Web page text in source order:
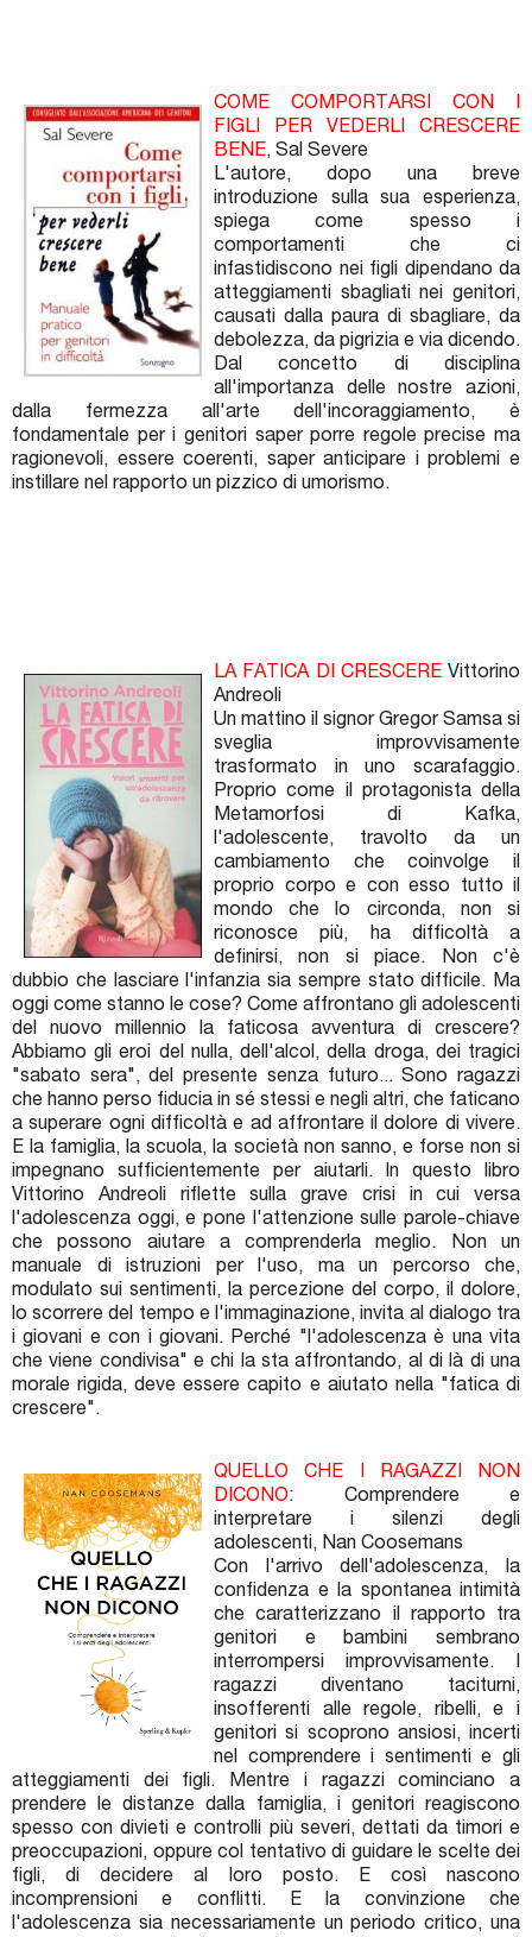
COME COMPORTARSI CON I
FIGLI PER VEDERLI CRESCERE
BENE, Sal Severe
L'autore, dopo una breve
introduzione sulla sua esperienza,
spiega come spesso i
comportamenti che ci
infastidiscono nei figli dipendano da
atteggiamenti sbagliati nei genitori,
causati dalla paura di sbagliare, da
debolezza, da pigrizia e via dicendo.
Dal concetto di disciplina
all'importanza delle nostre azioni,
dalla fermezza all'arte dell'incoraggiamento, è
fondamentale per i genitori saper porre regole precise ma
ragionevoli, essere coerenti, saper anticipare i problemi e
instillare nel rapporto un pizzico di umorismo.
LA FATICA DI CRESCEREVittorino
Andreoli
Un mattino il signor Gregor Samsa si
sveglia improvvisamente
trasformato in uno scarafaggio.
Proprio come il protagonista della
Metamorfosi di Kafka,
l'adolescente, travolto da un
cambiamento che coinvolge il
proprio corpo e con esso tutto il
mondo che lo circonda, non si
riconosce più, ha difficoltà a
definirsi, non si piace. Non c'è
dubbio che lasciare l'infanzia sia sempre stato difficile. Ma
oggi come stanno le cose? Come affrontano gli adolescenti
del nuovo millennio la faticosa avventura di crescere?
Abbiamo gli eroi del nulla, dell'alcol, della droga, dei tragici
"sabato sera", del presente senza futuro... Sono ragazzi
che hanno perso fiducia in sé stessi e negli altri, che faticano
a superare ogni difficoltà e ad affrontare il dolore di vivere.
E la famiglia, la scuola, la società non sanno, e forse non si
impegnano sufficientemente per aiutarli. In questo libro
Vittorino Andreoli riflette sulla grave crisi in cui versa
l'adolescenza oggi, e pone l'attenzione sulle parole-chiave
che possono aiutare a comprenderla meglio. Non un
manuale di istruzioni per l'uso, ma un percorso che,
modulato sui sentimenti, la percezione del corpo, il dolore,
lo scorrere del tempo e l'immaginazione, invita al dialogo tra
i giovani e con i giovani. Perché "l'adolescenza è una vita
che viene condivisa" e chi la sta affrontando, al di là di una
morale rigida, deve essere capito e aiutato nella "fatica di
crescere".
QUELLO CHE I RAGAZZI NON
DICONO: Comprendere e
interpretare i silenzi degli
adolescenti, Nan Coosemans
Con l'arrivo dell'adolescenza, la
confidenza e la spontanea intimità
che caratterizzano il rapporto tra
genitori e bambini sembrano
interrompersi improvvisamente. I
ragazzi diventano taciturni,
insofferenti alle regole, ribelli, e i
genitori si scoprono ansiosi, incerti
nel comprendere i sentimenti e gli
atteggiamenti dei figli. Mentre i ragazzi cominciano a
prendere le distanze dalla famiglia, i genitori reagiscono
spesso con divieti e controlli più severi, dettati da timori e
preoccupazioni, oppure col tentativo di guidare le scelte dei
figli, di decidere al loro posto. E così nascono
incomprensioni e conflitti. E la convinzione che
l'adolescenza sia necessariamente un periodo critico, una